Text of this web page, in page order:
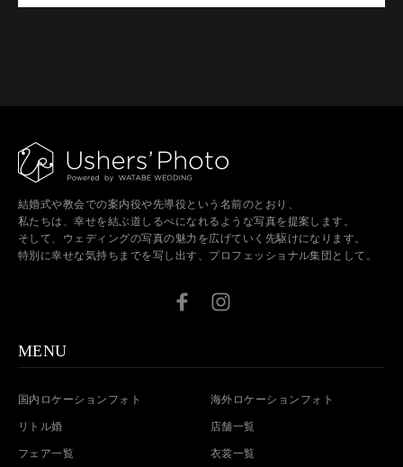
結婚式や教会での案内役や先導役という名前のとおり、
私たちは、幸せを結ぶ道しるべになれるような写真を提案します。
そして、ウェディングの写真の魅力を広げていく先駆けになります。
特別に幸せな気持ちまでを写し出す、プロフェッショナル集団として。
MENU
国内ロケーションフォト 海外ロケーションフォト
リトル婚 店舗一覧
フェア一覧 衣裳一覧